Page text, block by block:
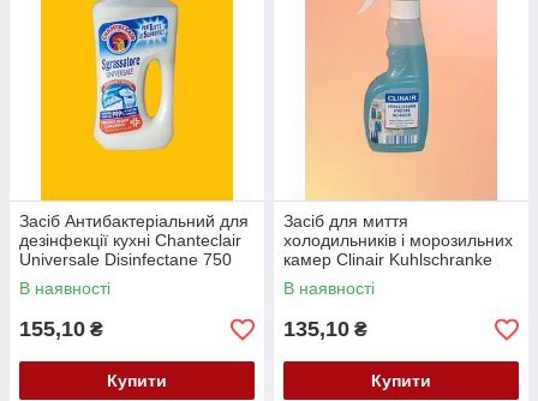
Засіб Антибактеріальний для
дезінфекції кухні Chanteclair
Universale Disinfectane 750
мл.
В наявності
155,10 ₴
Купити
Засіб для миття
холодильників і морозильних
камер Clinair Kuhlschranke
200 мл.
В наявності
135,10 ₴
Купити